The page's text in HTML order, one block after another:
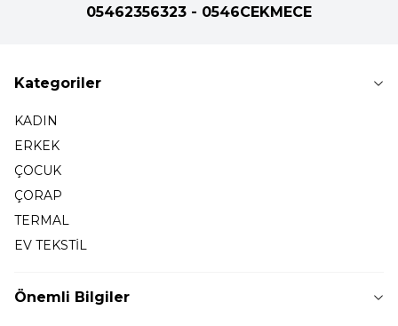
05462356323 - 0546CEKMECE
Kategoriler
KADIN
ERKEK
ÇOCUK
ÇORAP
TERMAL
EV TEKSTİL
Önemli Bilgiler